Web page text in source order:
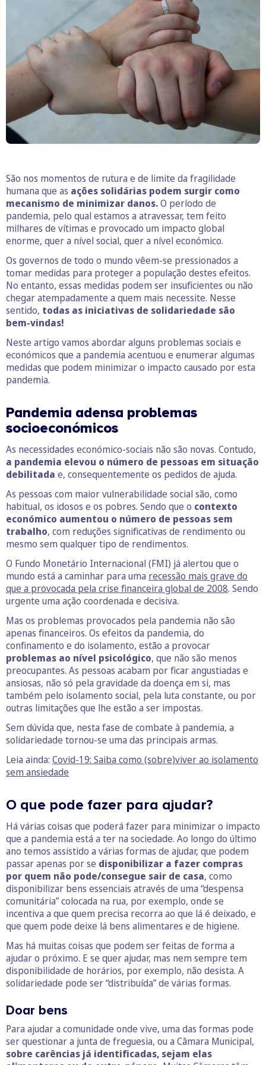
São nos momentos de rutura e de limite da fragilidade
humana que as ações solidárias podem surgir como
mecanismo de minimizar danos.O período de
pandemia, pelo qual estamos a atravessar, tem feito
milhares de vítimas e provocado um impacto global
enorme, quer a nível social, quer a nível económico.
Os governos de todo o mundo vêem-se pressionados a
tomar medidas para proteger a população destes efeitos.
No entanto, essas medidas podem ser insuficientes ou não
chegar atempadamente a quem mais necessite. Nesse
sentido, todas as iniciativas de solidariedade são
bem-vindas!
Neste artigo vamos abordar alguns problemas sociais e
económicos que a pandemia acentuou e enumerar algumas
medidas que podem minimizar o impacto causado por esta
pandemia.
Pandemia adensa problemas
socioeconómicos
As necessidades económico-sociais não são novas. Contudo,
a pandemia elevou o número de pessoas em situação
debilitada e, consequentemente os pedidos de ajuda.
As pessoas com maior vulnerabilidade social são, como
habitual, os idosos e os pobres. Sendo que o contexto
económico aumentou o número de pessoas sem
trabalho, com reduções significativas de rendimento ou
mesmo sem qualquer tipo de rendimentos.
O Fundo Monetário Internacional (FMI) já alertou que o
mundo está a caminhar para uma recessão mais grave do
que a provocada pela crise financeira global de 2008. Sendo
urgente uma ação coordenada e decisiva.
Mas os problemas provocados pela pandemia não são
apenas financeiros. Os efeitos da pandemia, do
confinamento e do isolamento, estão a provocar
problemas ao nível psicológico, que não são menos
preocupantes. As pessoas acabam por ficar angustiadas e
ansiosas, não só pela gravidade da doença em si, mas
também pelo isolamento social, pela luta constante, ou por
outras limitações que lhe estão a ser impostas.
Sem dúvida que, nesta fase de combate à pandemia, a
solidariedade tornou-se uma das principais armas.
Leia ainda: Covid-19: Saiba como (sobre)viver ao isolamento
sem ansiedade
O que pode fazer para ajudar?
Há várias coisas que poderá fazer para minimizar o impacto
que a pandemia está a ter na sociedade. Ao longo do último
ano temos assistido a várias formas de ajudar, que podem
passar apenas por se disponibilizar a fazer compras
por quem não pode/consegue sair de casa, como
disponibilizar bens essenciais através de uma “despensa
comunitária” colocada na rua, por exemplo, onde se
incentiva a que quem precisa recorra ao que lá é deixado, e
que quem pode deixe lá bens alimentares e de higiene.
Mas há muitas coisas que podem ser feitas de forma a
ajudar o próximo. E se quer ajudar, mas nem sempre tem
disponibilidade de horários, por exemplo, não desista. A
solidariedade pode ser “distribuída” de várias formas.
Doar bens
Para ajudar a comunidade onde vive, uma das formas pode
ser questionar a junta de freguesia, ou a Câmara Municipal,
sobre carências já identificadas, sejam elas